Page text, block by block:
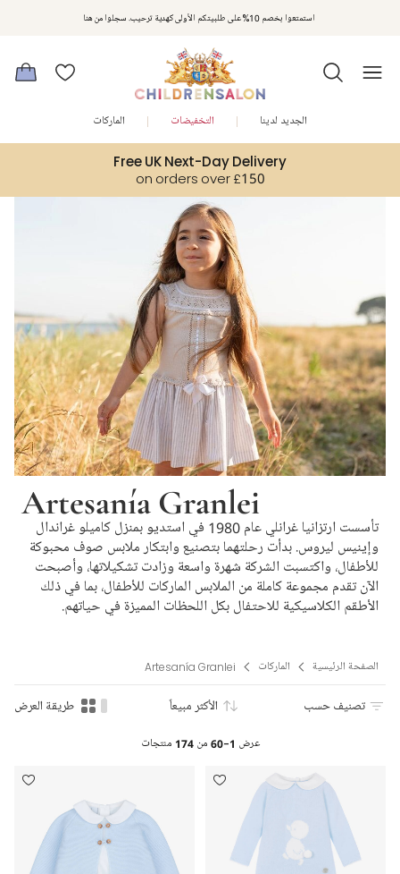
استمتعوا بخصم 10% على طلبيتكم الأولى كهدية ترحيب. سجلوا من هنا
مكافآت تشلدرن صالون | اجمعوا النقاط مع كل عملية شراء لتحصلوا على هدايا حصرية وعروض مصممة خصيصا لتلبي
متطلباتكم
Free UK Next-Day Delivery
on orders over £150
الجديد لدينا التخفيضات الماركات
Artesanía Granlei
تأسست ارتزانيا غرانلي عام 1980 في استديو بمنزل كاميلو غراندال
وإينيس ليروس. بدأت رحلتهما بتصنيع وابتكار ملابس صوف محبوكة
للأطفال، واكتسبت الشركة شهرة واسعة وزادت تشكيلاتها، وأصبحت
الآن تقدم مجموعة كاملة من الملابس الماركات للأطفال، بما في ذلك
الأطقم الكلاسيكية للاحتفال بكل اللحظات المميزة في حياتهم.
الصفحة الرئيسية الماركات Artesanía Granlei
تصنيف حسب الأكثر مبيعاً طريقة العرض
عرض 1-60 من174 منتجات